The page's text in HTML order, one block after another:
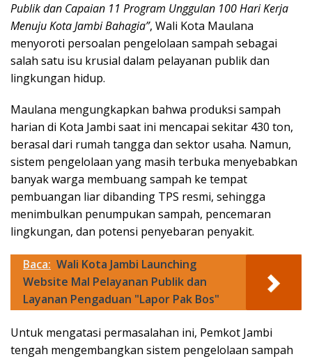
Publik dan Capaian 11 Program Unggulan 100 Hari Kerja
Menuju Kota Jambi Bahagia”, Wali Kota Maulana
menyoroti persoalan pengelolaan sampah sebagai
salah satu isu krusial dalam pelayanan publik dan
lingkungan hidup.
Maulana mengungkapkan bahwa produksi sampah
harian di Kota Jambi saat ini mencapai sekitar 430 ton,
berasal dari rumah tangga dan sektor usaha. Namun,
sistem pengelolaan yang masih terbuka menyebabkan
banyak warga membuang sampah ke tempat
pembuangan liar dibanding TPS resmi, sehingga
menimbulkan penumpukan sampah, pencemaran
lingkungan, dan potensi penyebaran penyakit.
Baca: Wali Kota Jambi Launching
Website Mal Pelayanan Publik dan
Layanan Pengaduan "Lapor Pak Bos"
Untuk mengatasi permasalahan ini, Pemkot Jambi
tengah mengembangkan sistem pengelolaan sampah